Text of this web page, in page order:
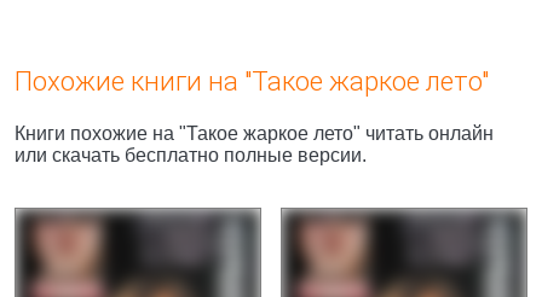
Похожие книги на "Такое жаркое лето"
Книги похожие на "Такое жаркое лето" читать онлайн
или скачать бесплатно полные версии.